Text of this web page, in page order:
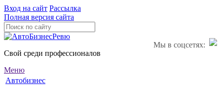
Вход на сайт Рассылка
Полная версия сайта
Мы в соцсетях:
Свой среди профессионалов
Меню
Автобизнес